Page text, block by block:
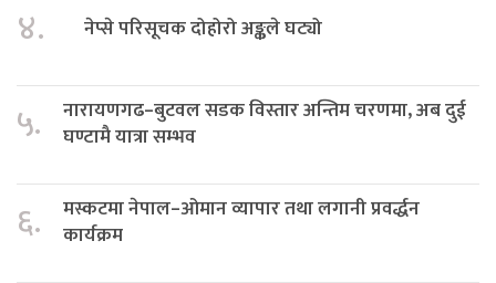
४. नेप्से परिसूचक दोहोरो अङ्कले घट्यो
५.
नारायणगढ–बुटवल सडक विस्तार अन्तिम चरणमा, अब दुई
घण्टामै यात्रा सम्भव
६.
मस्कटमा नेपाल–ओमान व्यापार तथा लगानी प्रवर्द्धन
कार्यक्रम